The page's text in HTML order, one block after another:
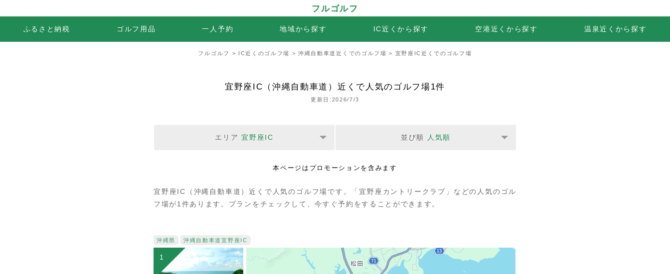
フルゴルフ
ふるさと納税 ゴルフ用品 一人予約 地域から探す IC近くから探す 空港近くから探す 温泉近くから探す
フルゴルフ > IC近くのゴルフ場 >沖縄自動車道近くでのゴルフ場 > 宜野座IC近くでのゴルフ場
宜野座IC（沖縄自動車道）近くで人気のゴルフ場1件
更新日:2026/7/3
エリア 宜野座IC 並び順 人気順
本ページはプロモーションを含みます
宜野座IC（沖縄自動車道）近くで人気のゴルフ場です。「宜野座カントリークラブ」などの人気のゴル
フ場が1件あります。プランをチェックして、今すぐ予約をすることができます。
沖縄県 沖縄自動車道宜野座IC
1